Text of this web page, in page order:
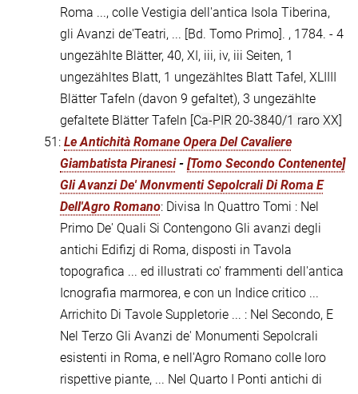
Roma ..., colle Vestigia dell'antica Isola Tiberina,
gli Avanzi de'Teatri, ... [Bd. Tomo Primo]. , 1784. - 4
ungezählte Blätter, 40, XI, iii, iv, iii Seiten, 1
ungezähltes Blatt, 1 ungezähltes Blatt Tafel, XLIIII
Blätter Tafeln (davon 9 gefaltet), 3 ungezählte
gefaltete Blätter Tafeln [Ca-PIR 20-3840/1 raro XX]
51: Le Antichità Romane Opera Del Cavaliere
Giambatista Piranesi- [Tomo Secondo Contenente]
Gli Avanzi De' Monvmenti Sepolcrali Di Roma E
Dell'Agro Romano: Divisa In Quattro Tomi : Nel
Primo De' Quali Si Contengono Gli avanzi degli
antichi Edifizj di Roma, disposti in Tavola
topografica ... ed illustrati co' frammenti dell'antica
Icnografia marmorea, e con un Indice critico ...
Arrichito Di Tavole Suppletorie ... : Nel Secondo, E
Nel Terzo Gli Avanzi de' Monumenti Sepolcrali
esistenti in Roma, e nell'Agro Romano colle loro
rispettive piante, ... Nel Quarto I Ponti antichi di